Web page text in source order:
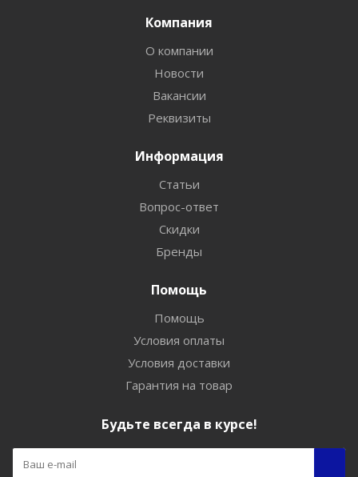
Компания
О компании
Новости
Вакансии
Реквизиты
Информация
Статьи
Вопрос-ответ
Скидки
Бренды
Помощь
Помощь
Условия оплаты
Условия доставки
Гарантия на товар
Будьте всегда в курсе!